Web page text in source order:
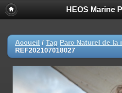
HEOS Marine
Accueil / Tag Parc Naturel de la
REF202107018027